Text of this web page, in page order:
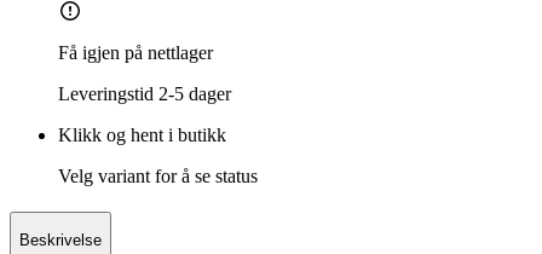
Få igjen på nettlager
Leveringstid 2-5 dager
Klikk og hent i butikk
Velg variant for å se status
Beskrivelse